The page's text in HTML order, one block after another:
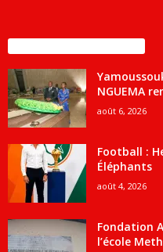
NGUEMA
août 6, 2026
Football :
Éléphants
août 4, 2026
Fondation
l’école